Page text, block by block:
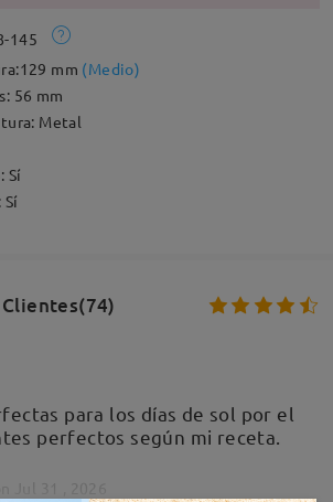
145
129 mm (Medio)
56 mm
Metal
Sí
Sí
para los días de sol por el
perfectos según mi receta.